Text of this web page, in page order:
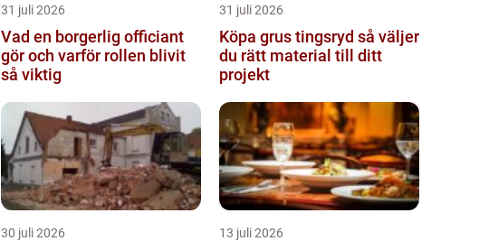
31 juli 2026
Vad en borgerlig officiant
gör och varför rollen blivit
så viktig
31 juli 2026
Köpa grus tingsryd så väljer
du rätt material till ditt
projekt
30 juli 2026 13 juli 2026